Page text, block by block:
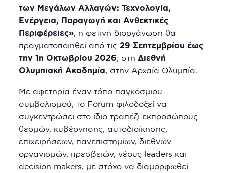
των Μεγάλων Αλλαγών: Τεχνολογία,
Ενέργεια, Παραγωγή και Ανθεκτικές
Περιφέρειες», η φετινή διοργάνωση θα
πραγματοποιηθεί από τις 29 Σεπτεμβρίου έως
την 1η Οκτωβρίου 2026 , στη Διεθνή
Ολυμπιακή Ακαδημία , στην Αρχαία Ολυμπία.
Με αφετηρία έναν τόπο παγκόσμιου
συμβολισμού, το Forum φιλοδοξεί να
συγκεντρώσει στο ίδιο τραπέζι εκπροσώπους
θεσμών, κυβέρνησης, αυτοδιοίκησης,
επιχειρήσεων, πανεπιστημίων, διεθνών
οργανισμών, πρεσβειών, νέους leaders και
decision makers, με στόχο να διαμορφωθεί